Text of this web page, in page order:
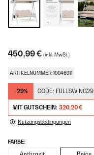
450,99 € (inkl. MwSt.)
ARTIKELNUMMER: 10046911
-29% CODE: FULLSWING29
MIT GUTSCHEIN: 320,20 €
Nutzungsbedingungen
FARBE: